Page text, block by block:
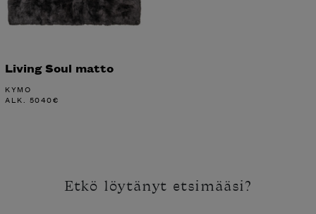
Living Soul matto
KYMO
ALK. 5040€
Etkö löytänyt etsimääsi?